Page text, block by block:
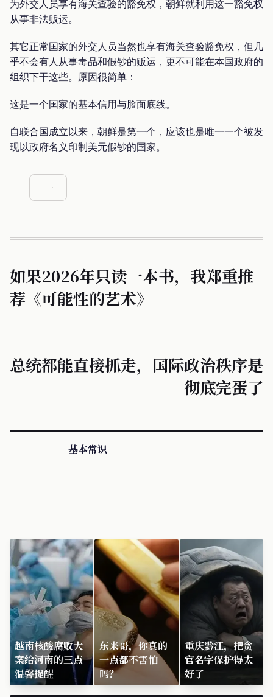
为外交人员享有海关查验的豁免权，朝鲜就利用这一豁免权
从事非法贩运。
其它正常国家的外交人员当然也享有海关查验豁免权，但几
乎不会有人从事毒品和假钞的贩运，更不可能在本国政府的
组织下干这些。原因很简单：
这是一个国家的基本信用与脸面底线。
自联合国成立以来，朝鲜是第一个，应该也是唯一一个被发
现以政府名义印制美元假钞的国家。
如果2026年只读一本书，我郑重推
荐《可能性的艺术》
总统都能直接抓走，国际政治秩序是
彻底完蛋了
基本常识
越南核酸腐败大
案给河南的三点
温馨提醒
东来哥，你真的
一点都不害怕
吗？
重庆黔江，把贪
官名字保护得太
好了